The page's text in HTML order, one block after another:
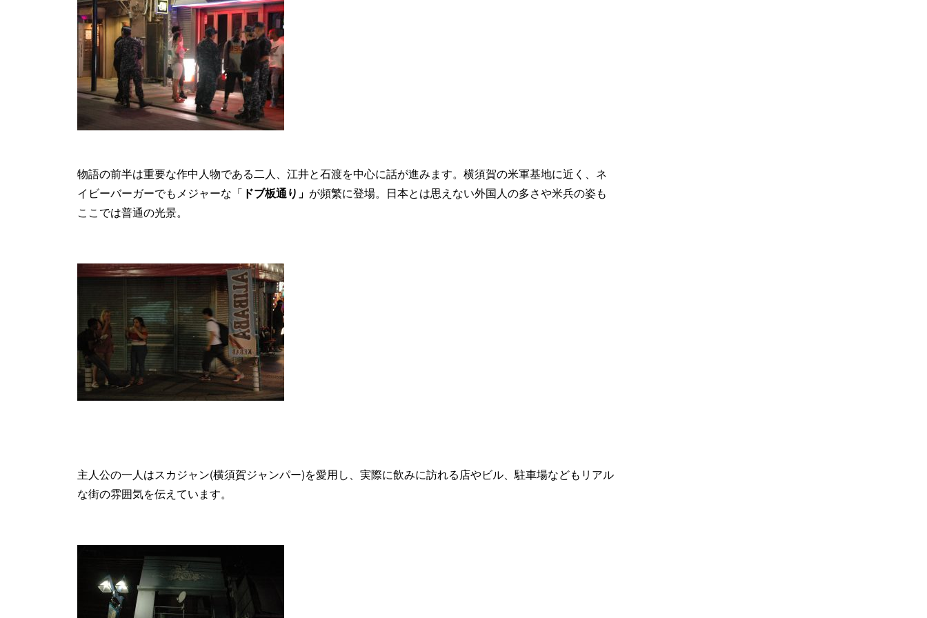
物語の前半は重要な作中人物である二人、江井と石渡を中心に話が進みます。横須賀の米軍基地に近く、ネ
イビーバーガーでもメジャーな「 ドブ板通り」 が頻繁に登場。日本とは思えない外国人の多さや米兵の姿も
ここでは普通の光景。
主人公の一人はスカジャン(横須賀ジャンパー)を愛用し、実際に飲みに訪れる店やビル、駐車場などもリアル
な街の雰囲気を伝えています。